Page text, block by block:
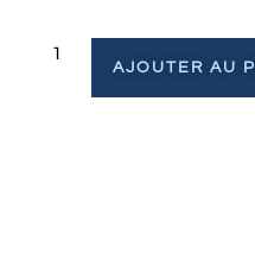
AJOUTER AU